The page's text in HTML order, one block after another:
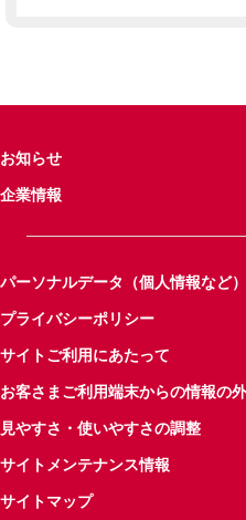
お知らせ
企業情報
パーソナルデータ（個人情報など
プライバシーポリシー
サイトご利用にあたって
お客さまご利用端末からの情報の
見やすさ・使いやすさの調整
サイトメンテナンス情報
サイトマップ